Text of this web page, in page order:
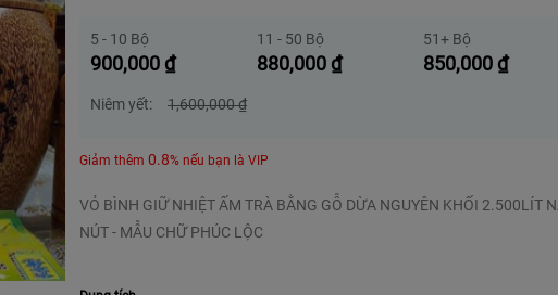
900,000 ₫
5 - 10 Bộ
880,000 ₫
11 - 50 Bộ
850,000 ₫
51+ Bộ
Niêm yết: 1,600,000₫
Giảm thêm 0.8% nếu bạn là VIP
VỎ BÌNH GIỮ NHIỆT ẤM TRÀ BẰNG GỖ DỪA NGUYÊN KHỐI 2.500LÍT
NÚT - MẪU CHỮ PHÚC LỘC